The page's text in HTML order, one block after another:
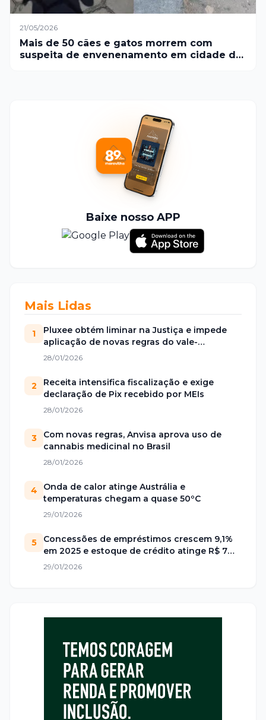
21/05/2026
Mais de 50 cães e gatos morrem com
suspeita de envenenamento em cidade do
Baixe nosso APP
Mais Lidas
1
Pluxee obtém liminar na Justiça e impede
aplicação de novas regras do vale-
alimentação
28/01/2026
2
Receita intensifica fiscalização e exige
declaração de Pix recebido por MEIs
28/01/2026
3
Com novas regras, Anvisa aprova uso de
cannabis medicinal no Brasil
28/01/2026
4
Onda de calor atinge Austrália e
temperaturas chegam a quase 50ºC
29/01/2026
5
Concessões de empréstimos crescem 9,1%
em 2025 e estoque de crédito atinge R$ 7
trilhões no Brasil
29/01/2026